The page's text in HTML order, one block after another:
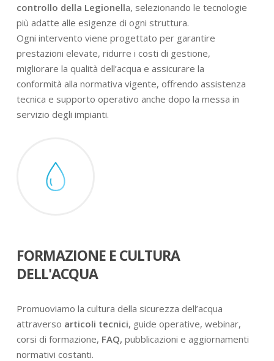
controllo della Legionella, selezionando le tecnologie
più adatte alle esigenze di ogni struttura.
Ogni intervento viene progettato per garantire
prestazioni elevate, ridurre i costi di gestione,
migliorare la qualità dell’acqua e assicurare la
conformità alla normativa vigente, offrendo assistenza
tecnica e supporto operativo anche dopo la messa in
servizio degli impianti.
FORMAZIONE E CULTURA
DELL'ACQUA
Promuoviamo la cultura della sicurezza dell’acqua
attraverso articoli tecnici, guide operative, webinar,
corsi di formazione, FAQ, pubblicazioni e aggiornamenti
normativi costanti.